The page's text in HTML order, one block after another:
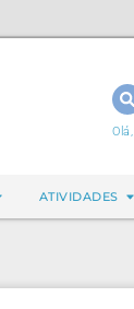
Olá,
ATIVIDADES